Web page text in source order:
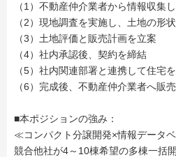
（1）不動産仲介業者から情報収集
（2）現地調査を実施し、土地の形
（3）土地評価と販売計画を立案
（4）社内承認後、契約を締結
（5）社内関連部署と連携して住宅
（6）完成後、不動産仲介業者へ販
■本ポジションの強み：
≪コンパクト分譲開発×情報データ
競合他社が4～10棟希望の多棟一括